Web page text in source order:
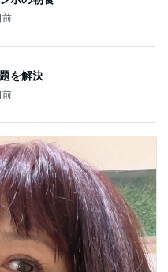
前
を解決
前